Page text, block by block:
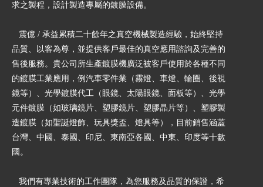
求之製程，設計製造專屬的鍍膜設備。
震億 / 承益累積二十餘年之真空機械製造經驗，始終堅持
品質、以客為尊，並提供客戶最佳的真空應用諮詢及完善的
售後服務。貴公司所生產鍍膜機廣泛被客戶使用於各種不同
的鍍膜工業應用，例汽車零件業（霧燈、車燈、輪圈、後視
鏡等）、光學鍍膜代工（眼鏡、太陽眼鏡、面板等）、光學
元件鍍膜（如玻璃鏡片、塑膠鏡片、塑膠晶片等）、塑膠製
造鍍膜（如聖誕燈飾、玩具獎盃、燈具等），目前銷售涵蓋
台灣、中國、泰國、印尼、東南亞各國、中東、印度等十數
國。
我們有專業技術的工作團隊，為您服務及品質的保證，希